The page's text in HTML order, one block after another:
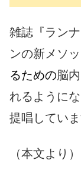
雑誌『ラン
ンの新メソッ
るための脳
れるように
提唱していま
（本文より）